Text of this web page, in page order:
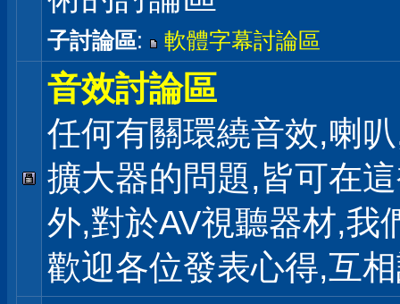
子討論區: 軟體字幕討論區
音效討論區
任何有關環繞音效,喇
擴大器的問題,皆可在
外,對於AV視聽器材,我
歡迎各位發表心得,互